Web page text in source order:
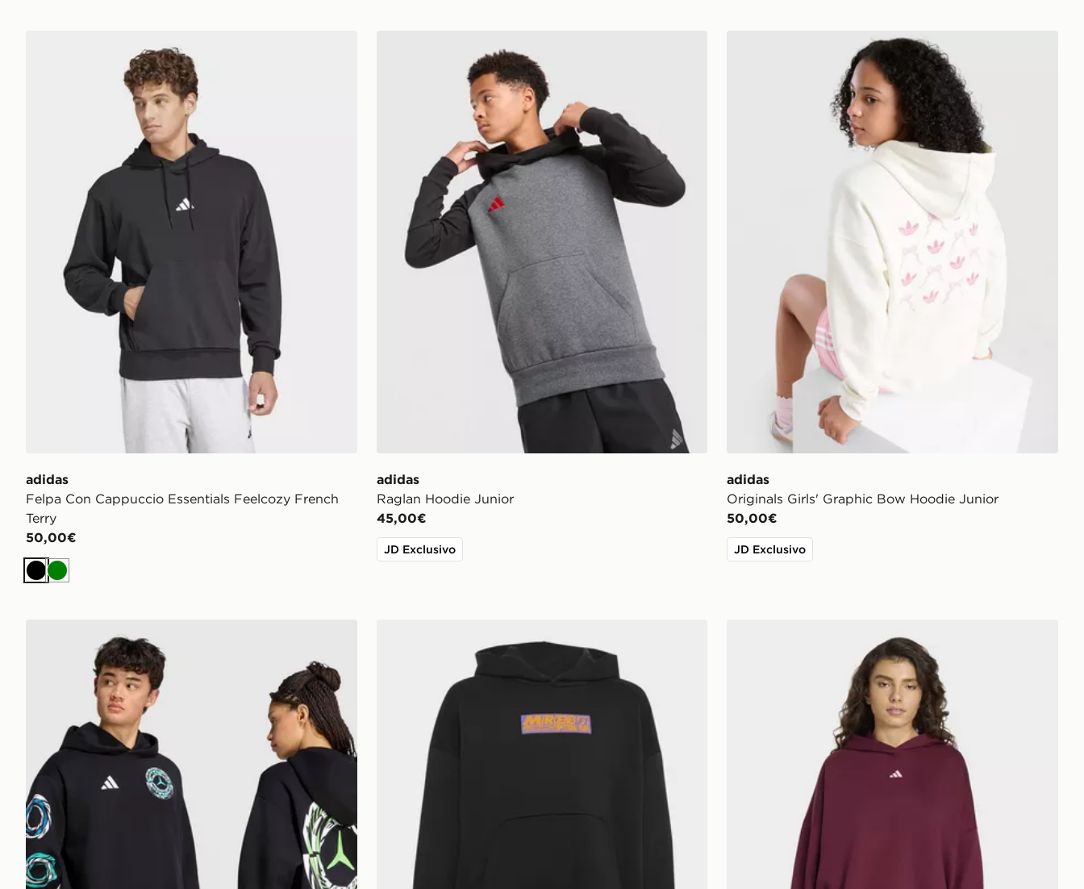
adidas
Felpa Con Cappuccio Essentials Feelcozy French
Terry
50,00€
NeroVerde
adidas
Raglan Hoodie Junior
45,00€
JD Exclusivo
adidas Originals Girls' Graphic Bow Hoodie Junior
adidas
Originals Girls' Graphic Bow Hoodie Junior
50,00€
JD Exclusivo